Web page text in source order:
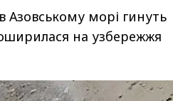
Азовському морі гинуть
на узбережжя